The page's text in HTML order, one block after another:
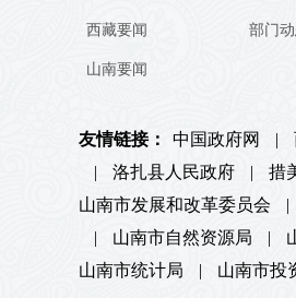
西藏要闻
山南要闻
部门
友情链接： 中国政府网 |
|
洛扎县人民政府 | 措
山南市发展和改革委员会
|
|
山南市自然资源局 |
山南市统计局
| 山南市投